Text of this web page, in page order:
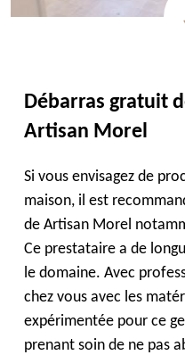
Débarras gratuit
Artisan Morel
Si vous envisagez de
maison, il est
de Artisan Morel
Ce prestataire a de
le domaine. Avec
chez vous avec les
expérimentée pour ce
prenant soin de ne pas